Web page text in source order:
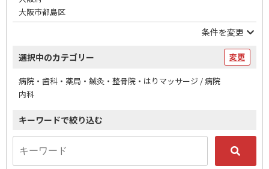
大阪市都島区
条件を変更
選択中のカテゴリー 変更
病院・歯科・薬局・鍼灸・整骨院・はりマッサージ / 病院
内科
キーワードで絞り込む